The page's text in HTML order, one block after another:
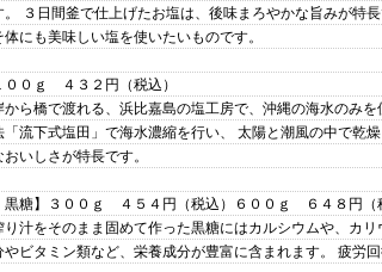
。 ３日間釜で仕上げたお塩は、後味まろやかな旨みが特
にも美味しい塩を使いたいものです。
００ｇ ４３２円（税込）
ら橋で渡れる、浜比嘉島の塩工房で、沖縄の海水のみ
「流下式塩田」で海水濃縮を行い、 太陽と潮風の中で乾
いしさが特長です。
黒糖】３００ｇ ４５４円（税込）６００ｇ ６４８円（
り汁をそのまま固めて作った黒糖にはカルシウムや、カ
やビタミン類など、栄養成分が豊富に含まれます。 疲労